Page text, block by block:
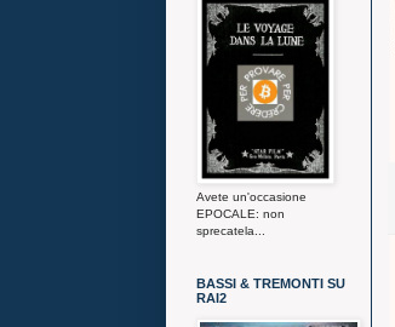
Avete un'occasione
EPOCALE: non
sprecatela...
BASSI & TREMONTI SU
RAI2